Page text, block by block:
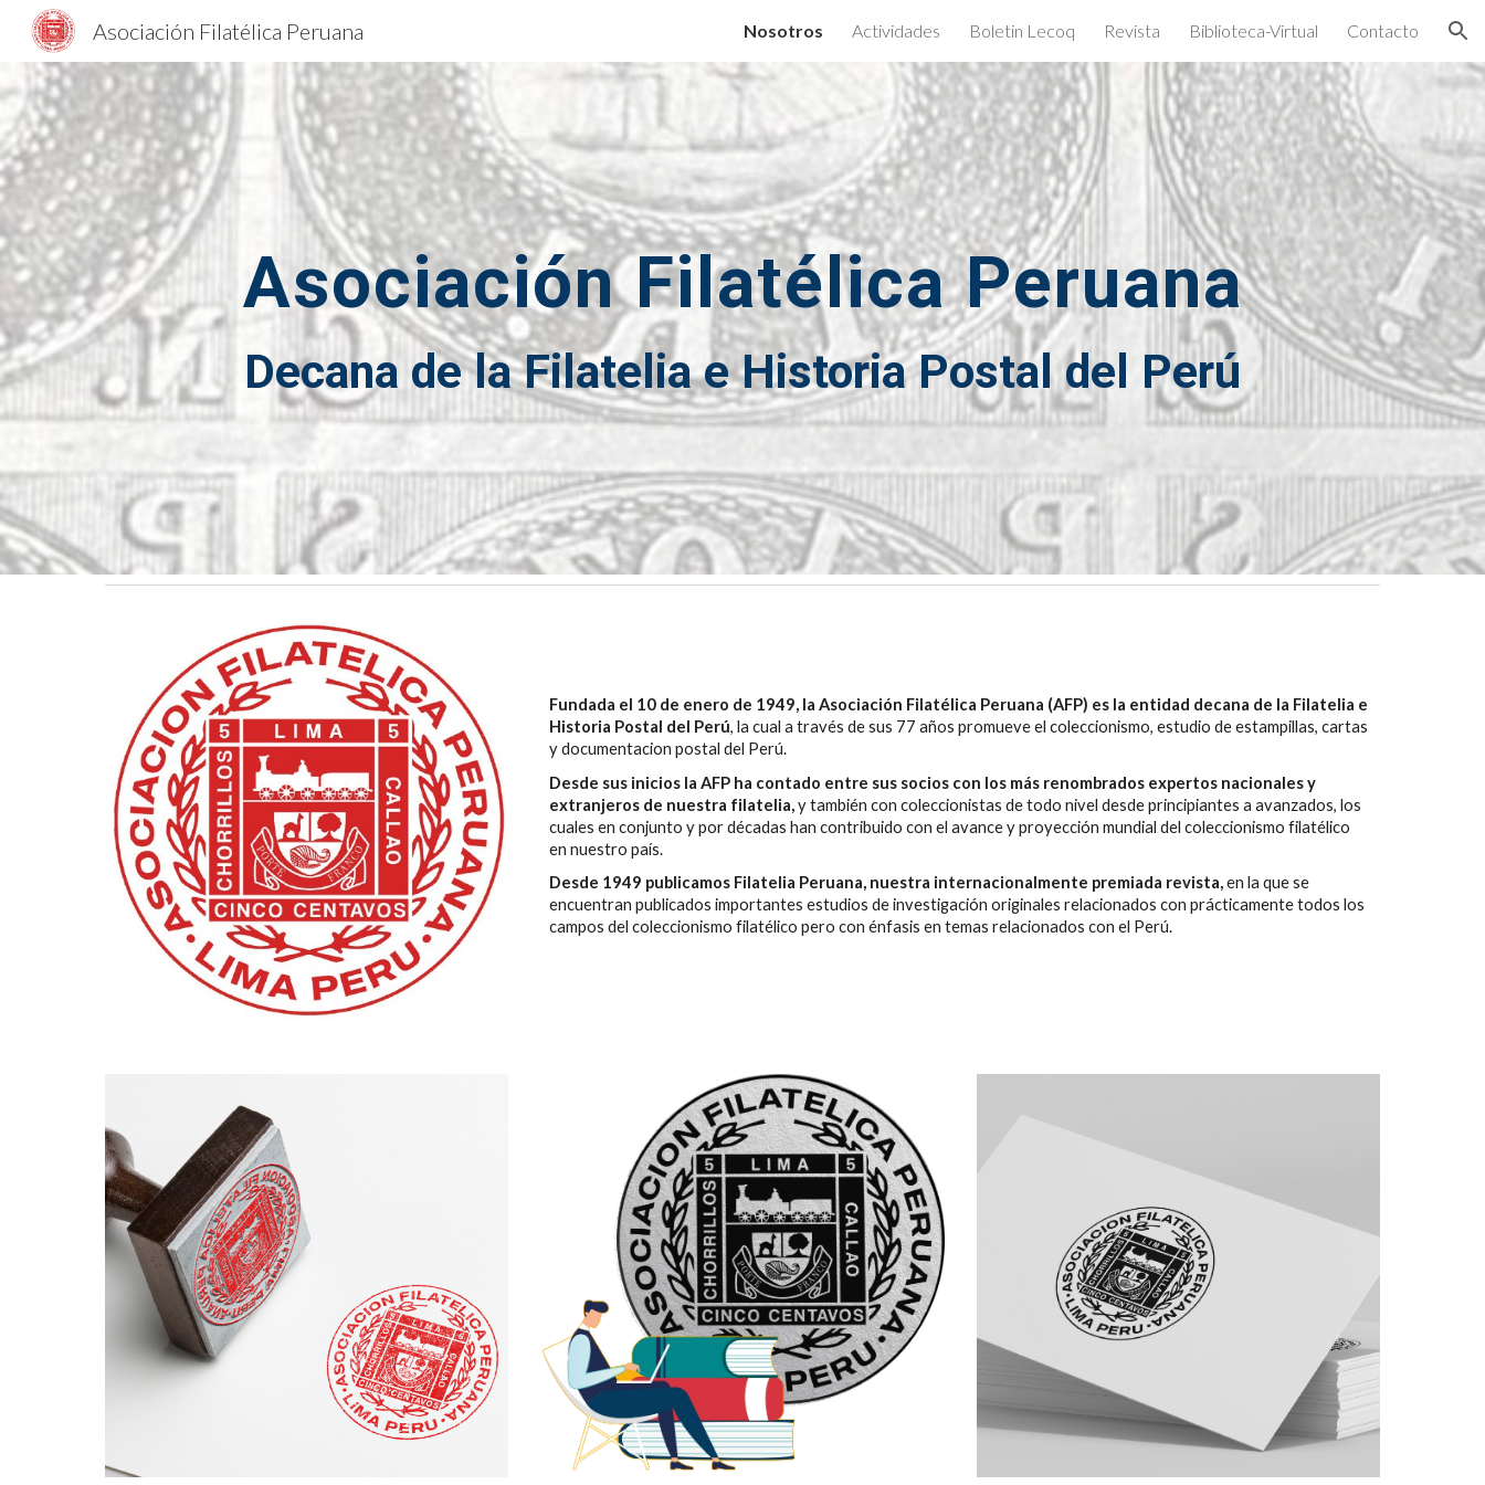
Skip to navigation
Asociación Filatélica Peruana Nosotros Actividades Boletin Lecoq Revista Biblioteca-Virtual Contacto
Asociación Filatélica Peruana
Decana de la Filatelia e Historia Postal del Perú
Fundada el 10 de enero de 1949, la Asociación Filatélica Peruana (AFP) es la entidad decana de la Filatelia e
Historia Postal del Perú, la cual a través de sus 77 años promueve el coleccionismo, estudio de estampillas, cartas
y documentacion postal del Perú.
Desde sus inicios la AFP ha contado entre sus socios con los más renombrados expertos nacionales y
extranjeros de nuestra filatelia,y también con coleccionistas de todo nivel desde principiantes a avanzados, los
cuales en conjunto y por décadas han contribuido con el avance y proyección mundial del coleccionismo filatélico
en nuestro país.
Desde 1949 publicamos Filatelia Peruana, nuestra internacionalmente premiada revista,en la que se
encuentran publicados importantes estudios de investigación originales relacionados con prácticamente todos los
campos del coleccionismo filatélico pero con énfasis en temas relacionados con el Perú.